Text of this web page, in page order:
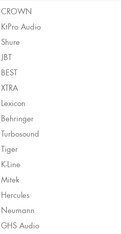
CROWN
KtPro Audio
Shure
JBT
BEST
XTRA
Lexicon
Behringer
Turbosound
Tiger
K-Line
Mitek
Hercules
Neumann
GHS Audio